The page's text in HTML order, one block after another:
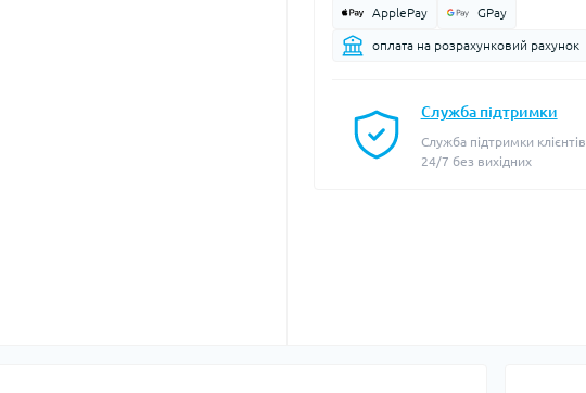
ApplePay GPay
оплата на розрахунковий рахунок
Служба підтримки
Служба підтримки клієнтів
24/7 без вихідних